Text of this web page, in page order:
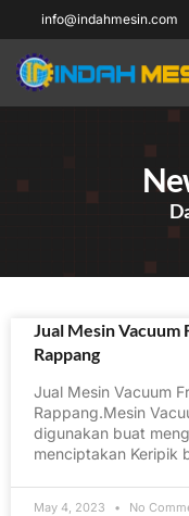
info@indahmesin.com
Jual Mesin
Rappang
Jual Mesin Vacuum
Rappang.Mesin
digunakan buat
menciptakan Keripik
May 4, 2023 No